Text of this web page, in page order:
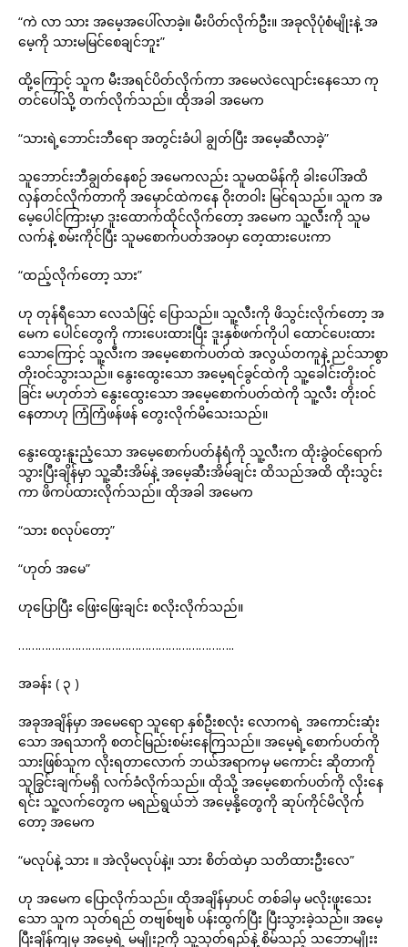
“ကဲ လာ သား အမေ့အပေါ်လာခဲ့။ မီးပိတ်လိုက်ဦး။ အခုလိုပုံစံမျိုးနဲ့ အ
မေ့ကို သားမမြင်စေချင်ဘူး”
ထို့ကြောင့် သူက မီးအရင်ပိတ်လိုက်ကာ အမေလဲလျောင်းနေသော ကု
တင်ပေါ်သို့ တက်လိုက်သည်။ ထိုအခါ အမေက
“သားရဲ့ဘောင်းဘီရော အတွင်းခံပါ ချွတ်ပြီး အမေ့ဆီလာခဲ့”
သူဘောင်းဘီချွတ်နေစဉ် အမေကလည်း သူမထမိန်ကို ခါးပေါ်အထိ
လှန်တင်လိုက်တာကို အမှောင်ထဲကနေ ဝိုးတဝါး မြင်ရသည်။ သူက အ
မေ့ပေါင်ကြားမှာ ဒူးထောက်ထိုင်လိုက်တော့ အမေက သူ့လီးကို သူမ
လက်နဲ့ စမ်းကိုင်ပြီး သူမစောက်ပတ်အဝမှာ တေ့ထားပေးကာ
“ထည့်လိုက်တော့ သား”
ဟု တုန်ရီသော လေသံဖြင့် ပြောသည်။ သူ့လီးကို ဖိသွင်းလိုက်တော့ အ
မေက ပေါင်တွေကို ကားပေးထားပြီး ဒူးနှစ်ဖက်ကိုပါ ထောင်ပေးထား
သောကြောင့် သူ့လီးက အမေ့စောက်ပတ်ထဲ အလွယ်တကူနဲ့ ညင်သာစွာ
တိုးဝင်သွားသည်။ နွေးထွေးသော အမေ့ရင်ခွင်ထဲကို သူ့ခေါင်းတိုးဝင်
ခြင်း မဟုတ်ဘဲ နွေးထွေးသော အမေ့စောက်ပတ်ထဲကို သူ့လီး တိုးဝင်
နေတာဟု ကြံကြံဖန်ဖန် တွေးလိုက်မိသေးသည်။
နွေးထွေးနူးညံ့သော အမေ့စောက်ပတ်နံရံကို သူ့လီးက ထိုးခွဲဝင်ရောက်
သွားပြီးချိန်မှာ သူ့ဆီးအိမ်နဲ့ အမေ့ဆီးအိမ်ချင်း ထိသည်အထိ ထိုးသွင်း
ကာ ဖိကပ်ထားလိုက်သည်။ ထိုအခါ အမေက
“သား စလုပ်တော့”
“ဟုတ် အမေ”
ဟုပြောပြီး ဖြေးဖြေးချင်း စလိုးလိုက်သည်။
………………………………………………………..
အခန်း ( ၃ )
အခုအချိန်မှာ အမေရော သူရော နှစ်ဦးစလုံး လောကရဲ့ အကောင်းဆုံး
သော အရသာကို စတင်မြည်းစမ်းနေကြသည်။ အမေ့ရဲ့စောက်ပတ်ကို
သားဖြစ်သူက လိုးရတာလောက် ဘယ်အရာကမှ မကောင်း ဆိုတာကို
သူခြွင်းချက်မရှိ လက်ခံလိုက်သည်။ ထိုသို့ အမေ့စောက်ပတ်ကို လိုးနေ
ရင်း သူ့လက်တွေက မရည်ရွယ်ဘဲ အမေ့နို့တွေကို ဆုပ်ကိုင်မိလိုက်
တော့ အမေက
“မလုပ်နဲ့ သား ။ အဲလိုမလုပ်နဲ့။ သား စိတ်ထဲမှာ သတိထားဦးလေ”
ဟု အမေက ပြောလိုက်သည်။ ထိုအချိန်မှာပင် တစ်ခါမှ မလိုးဖူးသေး
သော သူက သုတ်ရည် တဗျစ်ဗျစ် ပန်းထွက်ပြီး ပြီးသွားခဲ့သည်။ အမေ့
ပြီးချိန်ကျမှ အမေ့ရဲ့ မမျိုးဥကို သူ့သုတ်ရည်နဲ့ စိမ်သည့် သဘောမျိုးး